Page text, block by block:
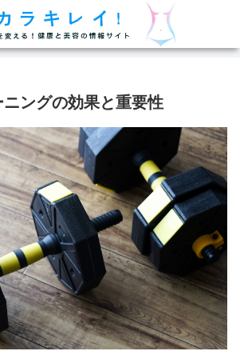
ングの効果と重要性